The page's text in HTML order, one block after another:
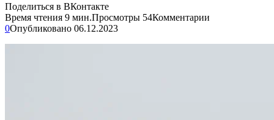
Поделиться в ВКонтакте
Время чтения 9 мин.Просмотры 54Комментарии
0Опубликовано 06.12.2023